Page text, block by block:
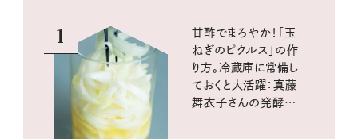
1
甘酢でまろやか！「玉
ねぎのピクルス」の作
り方。冷蔵庫に常備し
ておくと大活躍：真藤
舞衣子さんの発酵と